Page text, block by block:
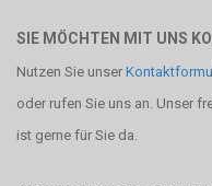
SIE MÖCHTEN MIT UNS
Nutzen Sie unser
oder rufen Sie uns an. Unser
ist gerne für Sie da.